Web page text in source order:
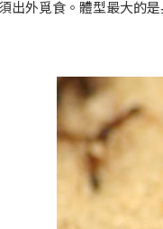
出外覓食。體型最大的